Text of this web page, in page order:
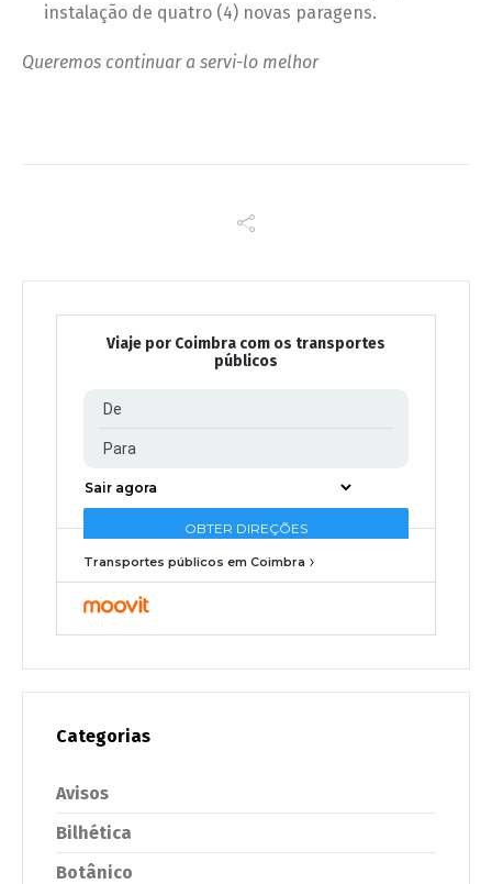
instalação de quatro (4) novas paragens.
Queremos continuar a servi-lo melhor
Viaje por Coimbra com os transportes
públicos
Transportes públicos em Coimbra
Categorias
Avisos
Bilhética
Botânico